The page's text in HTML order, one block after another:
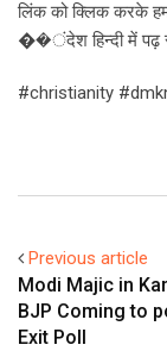
लिंक को क्लिक करके
��ंदेश हिन्दी में पढ़
#christianity
Previous article
Modi Majic in
BJP Coming to
Exit Poll